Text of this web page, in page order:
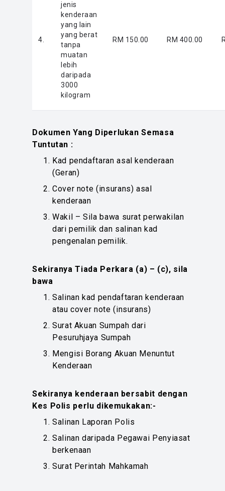
4.
jenis
kenderaan
yang lain
yang berat
tanpa
muatan
lebih
daripada
3000
kilogram
RM 150.00 RM 400.00
Dokumen Yang Diperlukan Semasa
Tuntutan :
Kad pendaftaran asal kenderaan
(Geran)
Cover note (insurans) asal
kenderaan
Wakil – Sila bawa surat perwakilan
dari pemilik dan salinan kad
pengenalan pemilik.
Sekiranya Tiada Perkara (a) – (c), sila
bawa
Salinan kad pendaftaran kenderaan
atau cover note (insurans)
Surat Akuan Sumpah dari
Pesuruhjaya Sumpah
Mengisi Borang Akuan Menuntut
Kenderaan
Sekiranya kenderaan bersabit dengan
Kes Polis perlu dikemukakan:-
Salinan Laporan Polis
Salinan daripada Pegawai Penyiasat
berkenaan
Surat Perintah Mahkamah